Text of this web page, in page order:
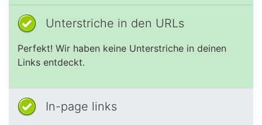
Unterstriche in den URLs
Perfekt! Wir haben keine Unterstriche in deinen
Links entdeckt.
In-page links